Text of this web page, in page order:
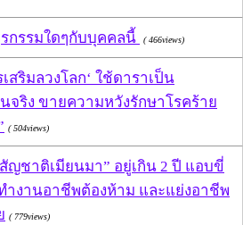
กรรมใดๆกับบุคคลนี้ ( 466views)
สริมลวงโลก‘ ใช้ดาราเป็น
จริง ขายความหวังรักษาโรคร้าย
( 504views)
ญชาติเมียนมา” อยู่เกิน 2 ปี แอบขี่
ำงานอาชีพต้องห้าม และแย่งอาชีพ
( 779views)